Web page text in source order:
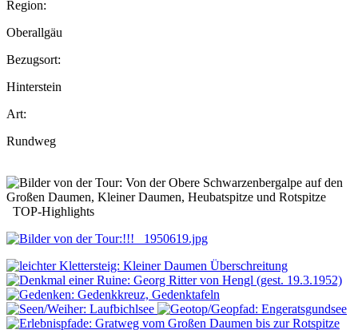
Region:
Oberallgäu
Bezugsort:
Hinterstein
Art:
Rundweg
TOP-Highlights